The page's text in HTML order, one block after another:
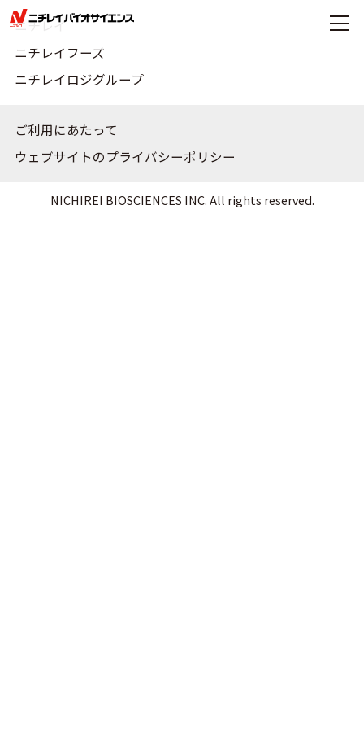
ニチレイ
ニチレイフーズ
ニチレイロジグループ
ご利用にあたって
ウェブサイトのプライバシーポリシー
NICHIREI BIOSCIENCES INC. All rights reserved.